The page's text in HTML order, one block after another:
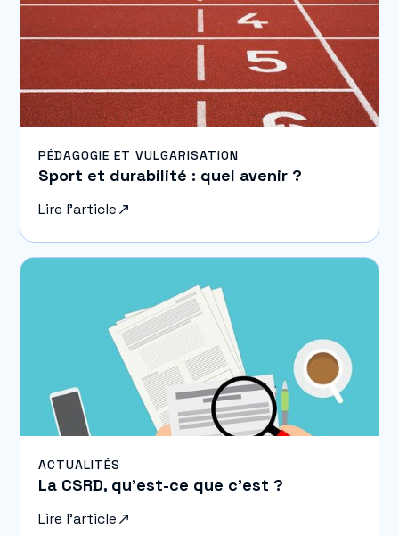
PÉDAGOGIE ET VULGARISATION
Sport et durabilité : quel avenir ?
Lire l'article
ACTUALITÉS
La CSRD, qu'est-ce que c'est ?
Lire l'article